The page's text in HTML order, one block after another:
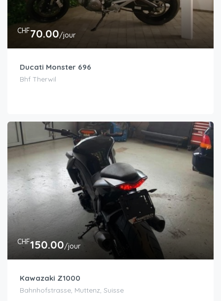
CHF70.00/jour
Ducati Monster 696
Bhf Therwil
CHF150.00/jour
Kawazaki Z1000
Bahnhofstrasse, Muttenz, Suisse